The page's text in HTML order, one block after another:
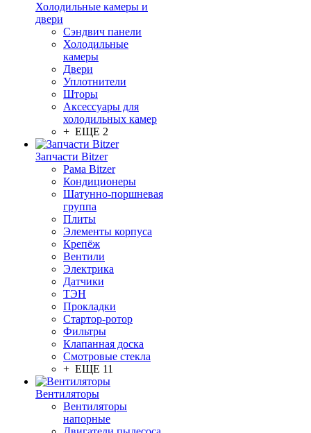
Холодильные камеры и
двери
Сэндвич панели
Холодильные
камеры
Двери
Уплотнители
Шторы
Аксессуары для
холодильных камер
+ ЕЩЕ 2
Запчасти Bitzer
Рама Bitzer
Кондиционеры
Шатунно-поршневая
группа
Плиты
Элементы корпуса
Крепёж
Вентили
Электрика
Датчики
ТЭН
Прокладки
Стартор-ротор
Фильтры
Клапанная доска
Смотровые стекла
+ ЕЩЕ 11
Вентиляторы
Вентиляторы
напорные